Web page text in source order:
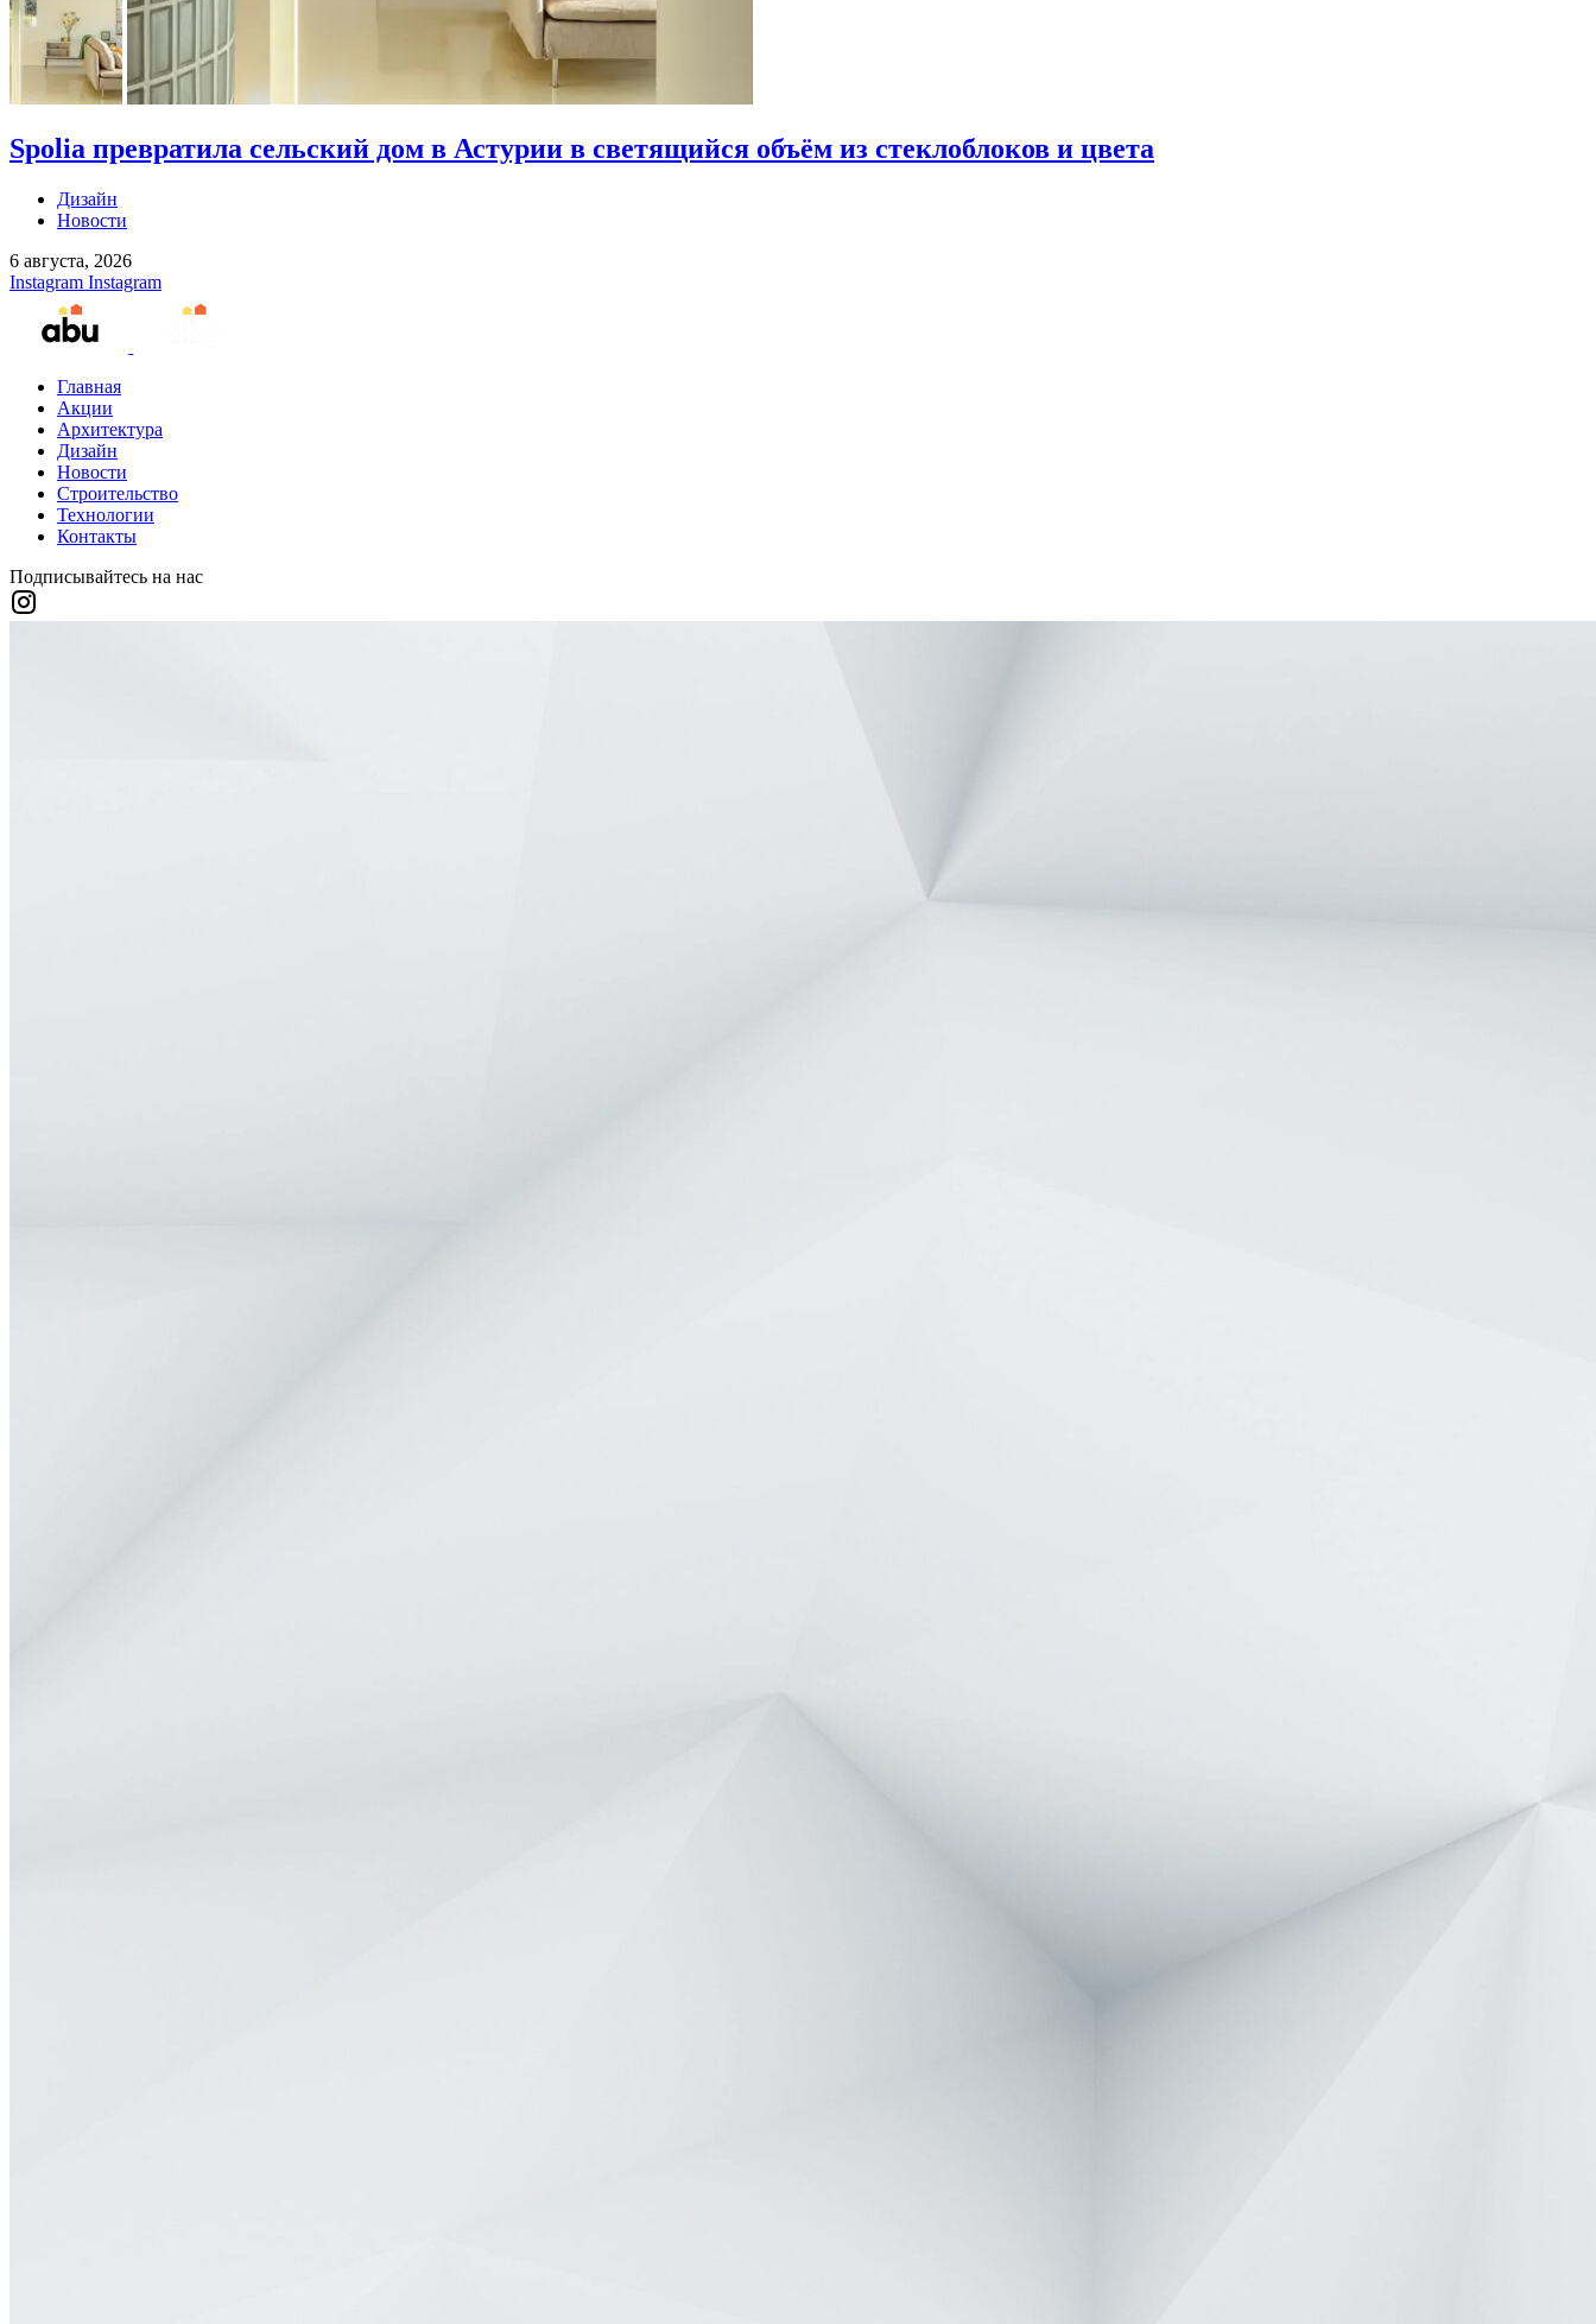
Spolia превратила сельский дом в Астурии в светящийся объём из стеклоблоков и цвета
Дизайн
Новости
6 августа, 2026
Instagram Instagram
Главная
Акции
Архитектура
Дизайн
Новости
Строительство
Технологии
Контакты
Подписывайтесь на нас